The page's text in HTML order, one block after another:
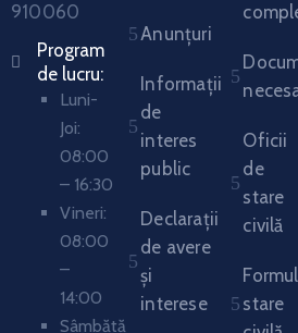
910060
Program
de lucru:
Luni-
Joi:
08:00
– 16:30
Vineri:
08:00
–
14:00
Sâmbătă
Anunțuri
Informații
de
interes
public
Declarații
de avere
și
interese
Oficii
de
stare
civilă
stare